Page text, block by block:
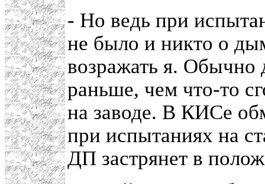
- Но ведь при
не было и никто о
возражать я. Обычно
раньше, чем что-то
на заводе. В КИСе
при испытаниях на
ДП застрянет в